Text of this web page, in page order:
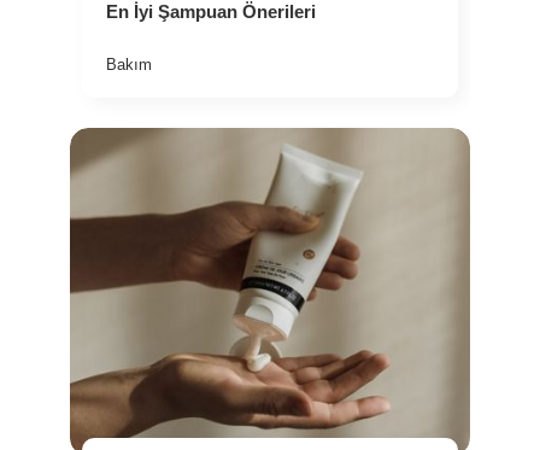
En İyi Şampuan Önerileri
Bakım